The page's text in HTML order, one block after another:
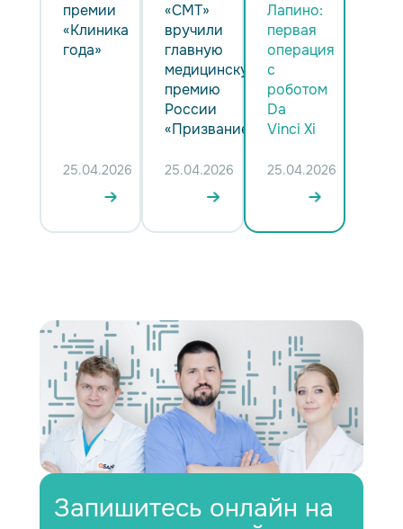
премии
«Клиника
года»
25.04.2026
«СМТ»
вручили
главную
медицинскую
премию
России
«Призвание»
25.04.2026
Лапино:
первая
операция
с
роботом
Da
Vinci Xi
25.04.2026
Запишитесь онлайн на